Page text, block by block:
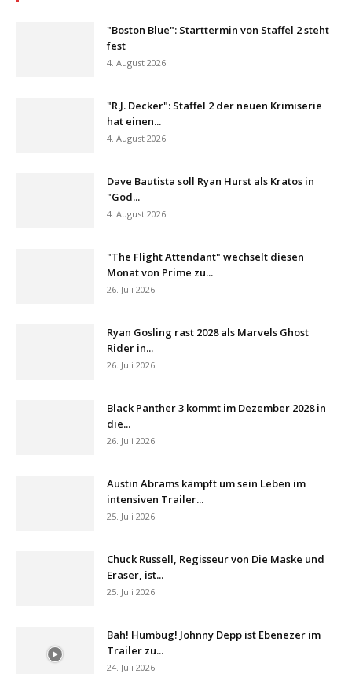
"Boston Blue": Starttermin von Staffel 2 steht
fest
4. August 2026
"R.J. Decker": Staffel 2 der neuen Krimiserie
hat einen...
4. August 2026
Dave Bautista soll Ryan Hurst als Kratos in
"God...
4. August 2026
"The Flight Attendant" wechselt diesen
Monat von Prime zu...
26. Juli 2026
Ryan Gosling rast 2028 als Marvels Ghost
Rider in...
26. Juli 2026
Black Panther 3 kommt im Dezember 2028 in
die...
26. Juli 2026
Austin Abrams kämpft um sein Leben im
intensiven Trailer...
25. Juli 2026
Chuck Russell, Regisseur von Die Maske und
Eraser, ist...
25. Juli 2026
Bah! Humbug! Johnny Depp ist Ebenezer im
Trailer zu...
24. Juli 2026